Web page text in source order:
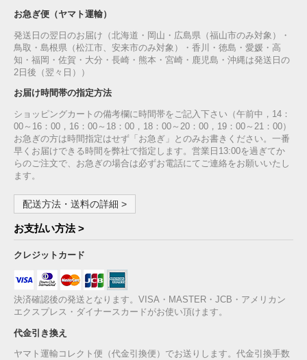
お急ぎ便（ヤマト運輸）
発送日の翌日のお届け（北海道・岡山・広島県（福山市のみ対象）・
鳥取・島根県（松江市、安来市のみ対象）・香川・徳島・愛媛・高
知・福岡・佐賀・大分・長崎・熊本・宮崎・鹿児島・沖縄は発送日の
2日後（翌々日））
お届け時間帯の指定方法
ショッピングカートの備考欄に時間帯をご記入下さい（午前中，14：
00～16：00，16：00～18：00，18：00～20：00，19：00～21：00）
お急ぎの方は時間指定はせず「お急ぎ」とのみお書きください。一番
早くお届けできる時間を弊社で指定します。営業日13:00を過ぎてか
らのご注文で、お急ぎの場合は必ずお電話にてご連絡をお願いいたし
ます。
配送方法・送料の詳細 >
お支払い方法 >
クレジットカード
決済確認後の発送となります。VISA・MASTER・JCB・アメリカン
エクスプレス・ダイナースカードがお使い頂けます。
代金引き換え
ヤマト運輸コレクト便（代金引換便）でお送りします。代金引換手数